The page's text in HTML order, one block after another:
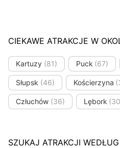
CIEKAWE ATRAKCJE W
Kartuzy (81) Puck (67)
Słupsk (46) Kościerzyna
Człuchów (36) Lębork
SZUKAJ ATRAKCJI